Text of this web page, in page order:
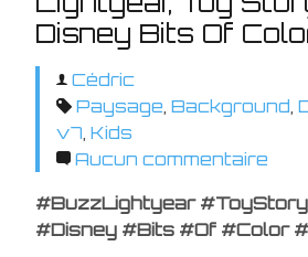
Disney Bits Of
Cédric
Paysage Background
v7 Kids
Aucun commentaire
#BuzzLightyear
#Disney #Bits #Of #Color